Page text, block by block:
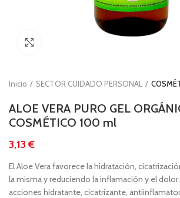
Inicio SECTOR CUIDADO PERSONAL
ALOE VERA PURO GEL
COSMÉTICO 100 ml
€
El Aloe Vera favorece la hidratación,
la misma y reduciendo la inflamación y el
acciones hidratante, cicatrizante,